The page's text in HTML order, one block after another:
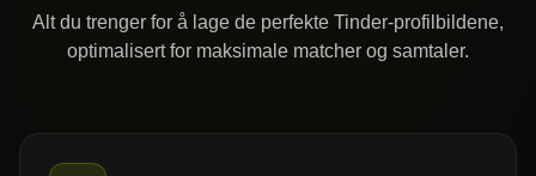
Alt du trenger for å lage de perfekte Tinder-profilbildene,
optimalisert for maksimale matcher og samtaler.